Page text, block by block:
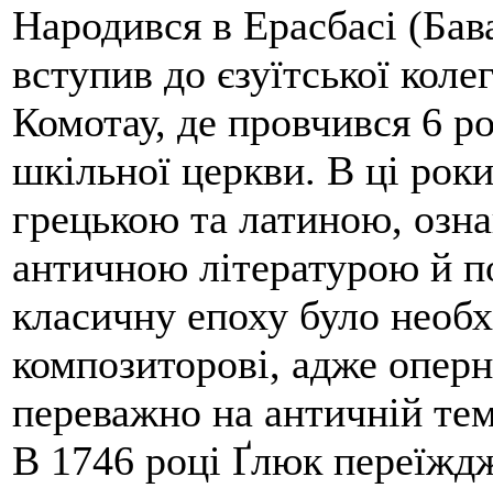
Народився в Ерасбасі
вступив до єзуїтської
Комотау, де провчився 6
шкільної церкви. В ці
грецькою та латиною,
античною літературою й
класичну епоху було
композиторові, адже
переважно на античній
В 1746 році Ґлюк